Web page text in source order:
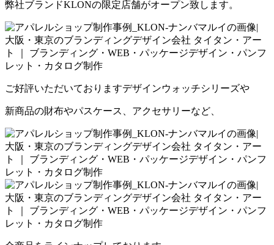
弊社ブランドKLONの限定店舗がオープン致します。
ご好評いただいておりますデザインウォッチシリーズや
新商品の財布やパスケース、アクセサリーなど、